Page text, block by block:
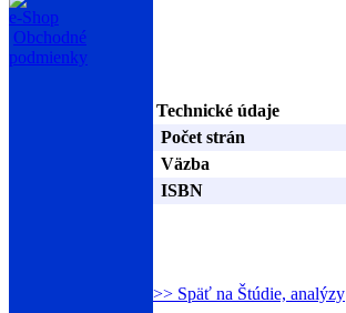
e-Shop
Obchodné
podmienky
Technické údaje
Počet strán
Väzba
ISBN
>> Späť na Štúdie, analýzy